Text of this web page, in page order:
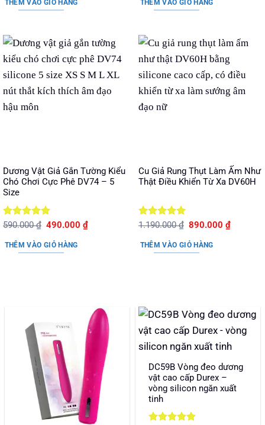
1.350.000 ₫.
THÊM VÀO GIỎ HÀNG
440.000 ₫.
THÊM VÀO GIỎ HÀNG
Dương Vật Giả Gắn Tường Kiểu
Chó Chơi Cực Phê DV74 – 5
Size
Được xếp
sao
590.000₫ Giá
là:
590.000 ₫.
490.000₫Giá
THÊM VÀO GIỎ HÀNG
Cu Giả Rung Thụt Làm Ấm Như
Thật Điều Khiển Từ Xa DV60H
Được xếp
sao
1.190.000₫ Giá
là:
1.190.000 ₫.
890.000₫Giá
THÊM VÀO GIỎ HÀNG
DC59B Vòng đeo dương
vật cao cấp Durex –
vòng silicon ngăn xuất
tinh